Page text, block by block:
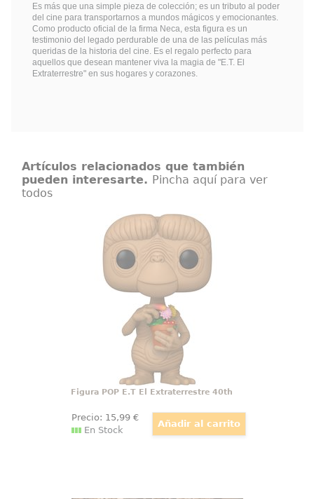
Es más que una simple pieza de colección; es un tributo al poder
del cine para transportarnos a mundos mágicos y emocionantes.
Como producto oficial de la firma Neca, esta figura es un
testimonio del legado perdurable de una de las películas más
queridas de la historia del cine. Es el regalo perfecto para
aquellos que desean mantener viva la magia de "E.T. El
Extraterrestre" en sus hogares y corazones.
Artículos relacionados que también
pueden interesarte. Pincha aquí para ver
todos
Figura POP E.T El Extraterrestre
Ternura intergaláctica en estado
puro. La figura POP! E.T. El
Extraterrestre 40th Anniversary –
E.T. with Flowers captura uno de
los momentos más entrañables
del clásico de Spielberg.
Figura POP E.T El Extraterrestre 40th
Precio: 15,99€
En Stock